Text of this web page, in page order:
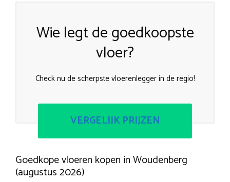
Wie legt de goedkoopste
vloer?
Check nu de scherpste vloerenlegger in de regio!
VERGELIJK PRIJZEN
Goedkope vloeren kopen in Woudenberg
(augustus 2026)